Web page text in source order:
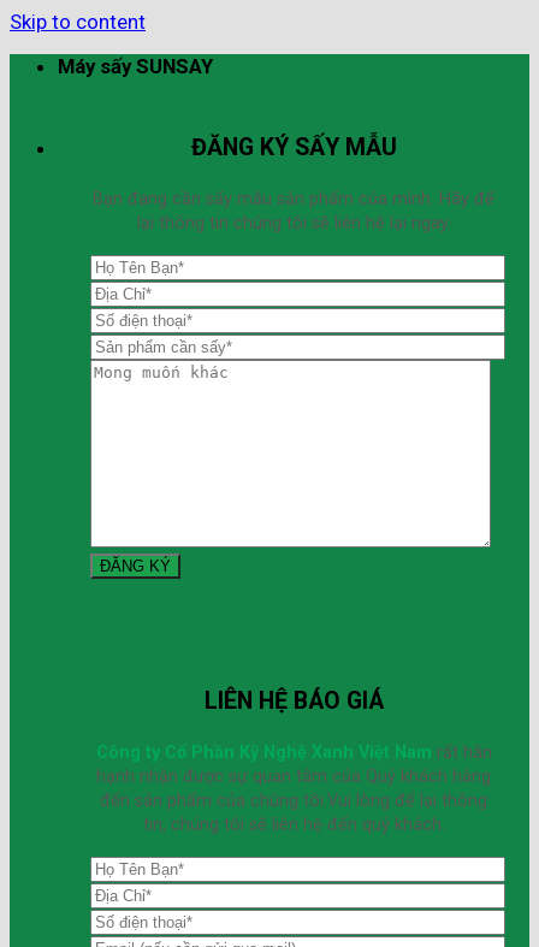
Skip to content
Máy sấy SUNSAY
ĐĂNG KÝ SẤY MẪU
Bạn đang cần sấy mẫu sản phẩm của mình. Hãy để
lại thông tin chúng tôi sẽ liên hệ lại ngay.
LIÊN HỆ BÁO GIÁ
Công ty Cổ Phần Kỹ Nghệ Xanh Việt Nam rất hân
hạnh nhận được sự quan tâm của Quý khách hàng
đến sản phẩm của chúng tôi.Vui lòng để lại thông
tin, chúng tôi sẽ liên hệ đến quý khách.